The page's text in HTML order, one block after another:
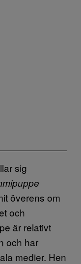
sig
överens om
och
är relativt
och har
medier. Hen